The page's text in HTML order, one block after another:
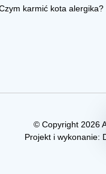
karmić kota alergika?
© Copyright 2026
Projekt i wykonanie: